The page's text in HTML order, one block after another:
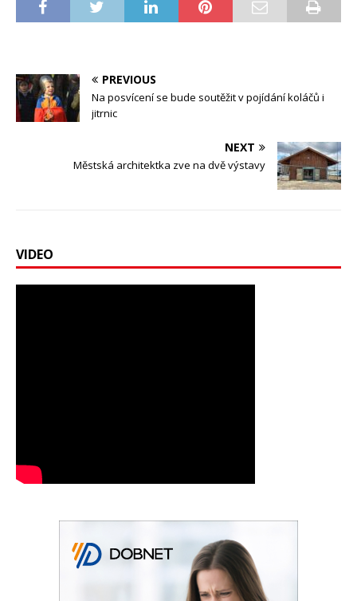
PREVIOUS
Na posvícení se bude soutěžit v pojídání koláčů i
jitrnic
NEXT
Městská architektka zve na dvě výstavy
VIDEO